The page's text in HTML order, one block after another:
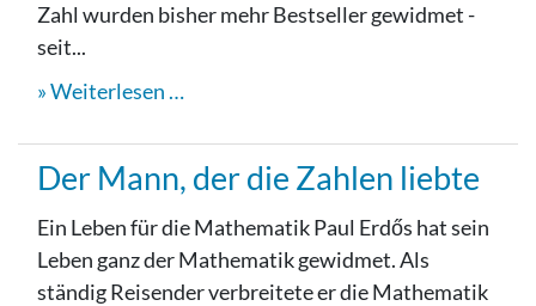
Zahl wurden bisher mehr Bestseller gewidmet -
seit...
Weiterlesen …
Der Mann, der die Zahlen liebte
Ein Leben für die Mathematik Paul Erdős hat sein
Leben ganz der Mathematik gewidmet. Als
ständig Reisender verbreitete er die Mathematik